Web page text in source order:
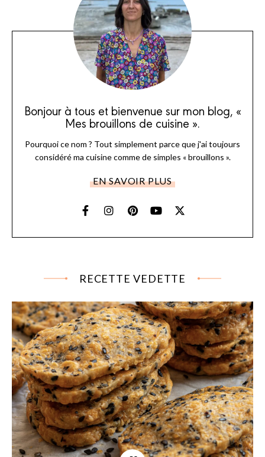
Bonjour à tous et bienvenue sur mon blog, «
Mes brouillons de cuisine ».
Pourquoi ce nom ? Tout simplement parce que j'ai toujours
considéré ma cuisine comme de simples « brouillons ».
EN SAVOIR PLUS
RECETTE VEDETTE